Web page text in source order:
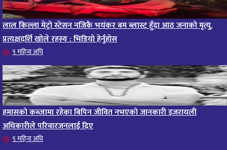
लाल किल्ला मेट्रो स्टेसन नजिकै भयंकर बम ब्लास्ट हुँदा आठ जनाको मृत्यु,
प्रत्यक्षदर्शि खोले रहस्य : भिडियो हेर्नुहोस
९ महिना अघि
हमासको कब्जामा रहेका बिपिन जीवित नभएको जानकारी इजरायली
अधिकारीले परिवारजनलाई दिए
९ महिना अघि